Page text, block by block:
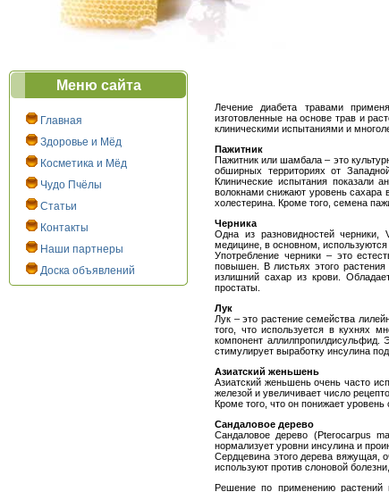
Меню сайта
Главная
Здоровье и Мёд
Косметика и Мёд
Чудо Пчёлы
Статьи
Контакты
Наши партнеры
Доска объявлений
Лечение диабета травами
изготовленные на основе трав и
клиническими испытаниями и
Пажитник
Пажитник или шамбала – это
обширных территориях от
Клинические испытания показали
волокнами снижают уровень сахара
холестерина. Кроме того, семена
Черника
Одна из разновидностей
медицине, в основном, используются
Употребление черники – это
повышен. В листьях этого растения
излишний сахар из крови.
простаты.
Лук
Лук – это растение семейства
того, что используется в кухнях
компонент аллилпропилдисульфид.
стимулирует выработку инсулина
Азиатский женьшень
Азиатский женьшень очень часто
железой и увеличивает число
Кроме того, что он понижает
Сандаловое дерево
Сандаловое дерево (Pterocarpus
нормализует уровни инсулина и
Сердцевина этого дерева вяжущая,
используют против слоновой
Решение по применению растений